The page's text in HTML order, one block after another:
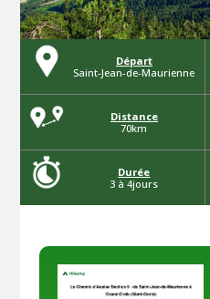
Départ
Saint-Jean-de-Maurienne
Distance
70km
Durée
3 à 4jours